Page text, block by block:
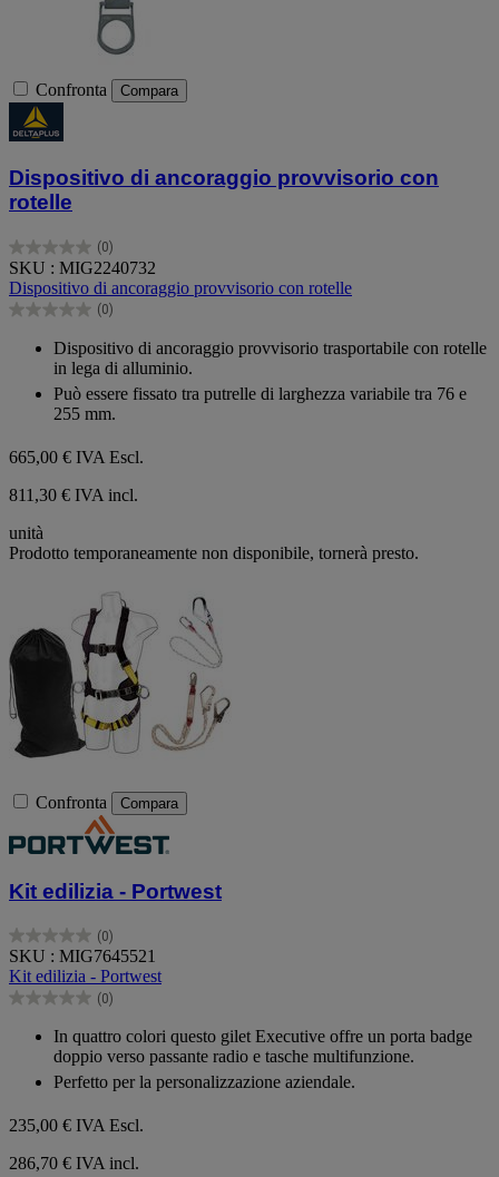
Confronta Compara
Dispositivo di ancoraggio provvisorio con
rotelle
(0)
0.0
su
5
stelle.
SKU : MIG2240732
Dispositivo di ancoraggio provvisorio con rotelle
(0)
0.0
Dispositivo di ancoraggio provvisorio trasportabile con rotelle
in lega di alluminio.
Può essere fissato tra putrelle di larghezza variabile tra 76 e
255 mm.
665,00 € IVA Escl.
811,30 € IVA incl.
unità
Prodotto temporaneamente non disponibile, tornerà presto.
Confronta Compara
Kit edilizia - Portwest
(0)
0.0
su
5
stelle.
SKU : MIG7645521
Kit edilizia - Portwest
(0)
0.0
In quattro colori questo gilet Executive offre un porta badge
doppio verso passante radio e tasche multifunzione.
Perfetto per la personalizzazione aziendale.
235,00 € IVA Escl.
286,70 € IVA incl.